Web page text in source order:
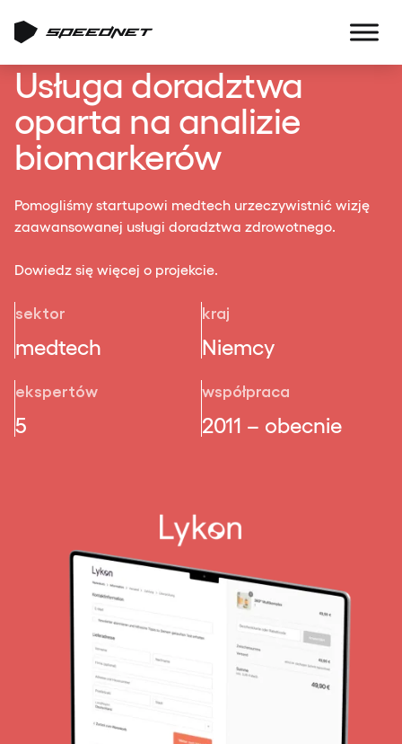
Usługa doradztwa
oparta na analizie
biomarkerów
Pomogliśmy startupowi medtech urzeczywistnić wizję
zaawansowanej usługi doradztwa zdrowotnego.
Dowiedz się więcej o projekcie.
sektor
medtech
kraj
Niemcy
ekspertów
5
współpraca
2011 – obecnie